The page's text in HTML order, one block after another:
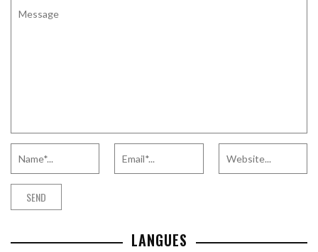
LANGUES